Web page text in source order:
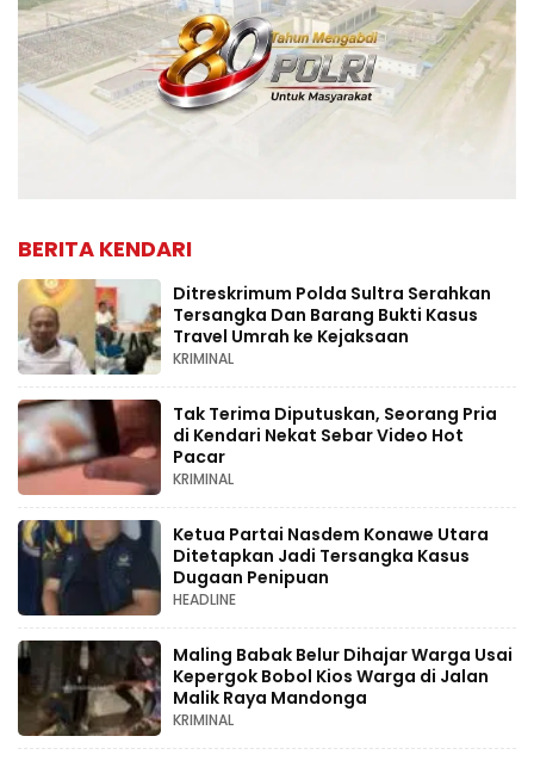
BERITA KENDARI
Ditreskrimum Polda Sultra Serahkan
Tersangka Dan Barang Bukti Kasus
Travel Umrah ke Kejaksaan
KRIMINAL
Tak Terima Diputuskan, Seorang Pria
di Kendari Nekat Sebar Video Hot
Pacar
KRIMINAL
Ketua Partai Nasdem Konawe Utara
Ditetapkan Jadi Tersangka Kasus
Dugaan Penipuan
HEADLINE
Maling Babak Belur Dihajar Warga Usai
Kepergok Bobol Kios Warga di Jalan
Malik Raya Mandonga
KRIMINAL